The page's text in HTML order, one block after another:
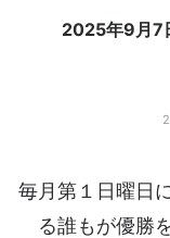
2025年9月7
毎月第１日曜日
る誰もが優勝